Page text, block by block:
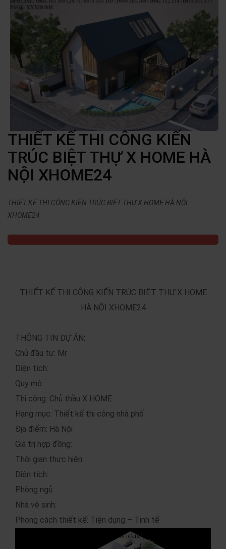
THIẾT KẾ THI CÔNG KIẾN
TRÚC BIỆT THỰ X HOME HÀ
NỘI XHOME24
THIẾT KẾ THI CÔNG KIẾN TRÚC BIỆT THỰ X HOME HÀ NỘI
XHOME24
THIẾT KẾ THI CÔNG KIẾN TRÚC BIỆT THỰ X HOME
HÀ NỘI XHOME24
THÔNG TIN DỰ ÁN:
Chủ đầu tư: Mr
Diện tích:
Quy mô:
Thi công: Chủ thầu X HOME
Hạng mục: Thiết kế thi công nhà phố
Địa điểm: Hà Nội
Giá trị hợp đồng:
Thời gian thực hiện:
Diện tích:
Phòng ngủ:
Nhà vệ sinh:
Phong cách thiết kế: Tiện dụng – Tinh tế